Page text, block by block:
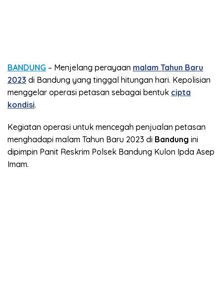
BANDUNG – Menjelang perayaan malam Tahun Baru
2023 di Bandung yang tinggal hitungan hari. Kepolisian
menggelar operasi petasan sebagai bentuk cipta
kondisi.
Kegiatan operasi untuk mencegah penjualan petasan
menghadapi malam Tahun Baru 2023 di Bandung ini
dipimpin Panit Reskrim Polsek Bandung Kulon Ipda Asep
Imam.